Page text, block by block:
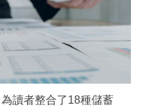
讀者整合了18種儲蓄